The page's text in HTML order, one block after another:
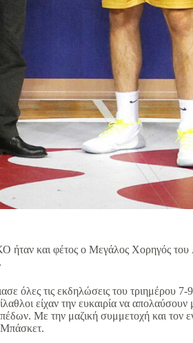
ήταν και φέτος ο Μεγάλος Χορηγός
όλες τις εκδηλώσεις του τριημέρου
είχαν την ευκαιρία να
Με την μαζική συμμετοχή και
Μπάσκετ.